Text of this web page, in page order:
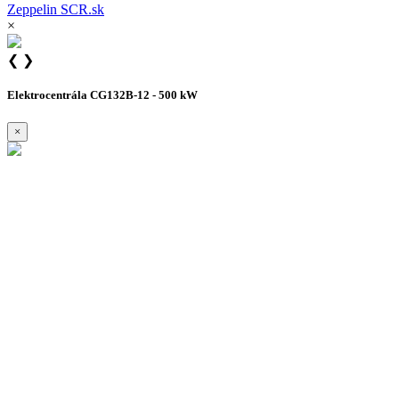
Zeppelin SCR.sk
×
❮ ❯
Elektrocentrála CG132B-12 - 500 kW
×